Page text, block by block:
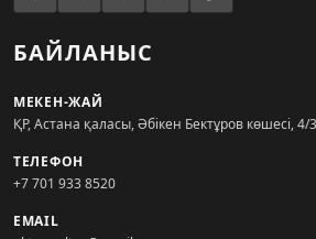
БАЙЛАНЫС
МЕКЕН-ЖАЙ
ҚР, Астана қаласы, Әбікен Бектұров көшесі, 4/3
ТЕЛЕФОН
+7 701 933 8520
EMAIL